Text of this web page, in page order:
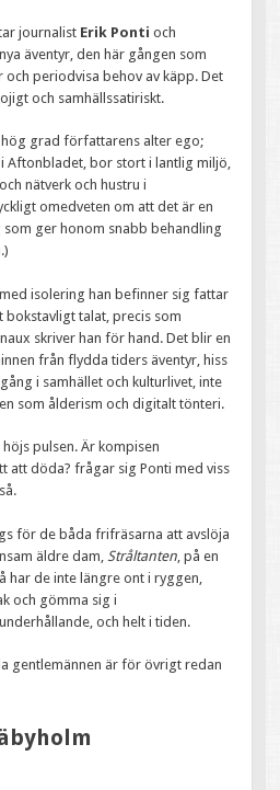
journalist Erik Ponti och
nya äventyr, den här gången som
periodvisa behov av käpp. Det
och samhällssatiriskt.
hög grad författarens alter ego;
Aftonbladet, bor stort i lantlig miljö,
nätverk och hustru i
omedveten om att det är en
ger honom snabb behandling
isolering han befinner sig fattar
bokstavligt talat, precis som
skriver han för hand. Det blir en
från flydda tiders äventyr, hiss
i samhället och kulturlivet, inte
som ålderism och digitalt tönteri.
höjs pulsen. Är kompisen
att döda? frågar sig Ponti med viss
för de båda frifräsarna att avslöja
äldre dam, Stråltanten , på en
har de inte längre ont i ryggen,
och gömma sig i
och helt i tiden.
gentlemännen är för övrigt redan